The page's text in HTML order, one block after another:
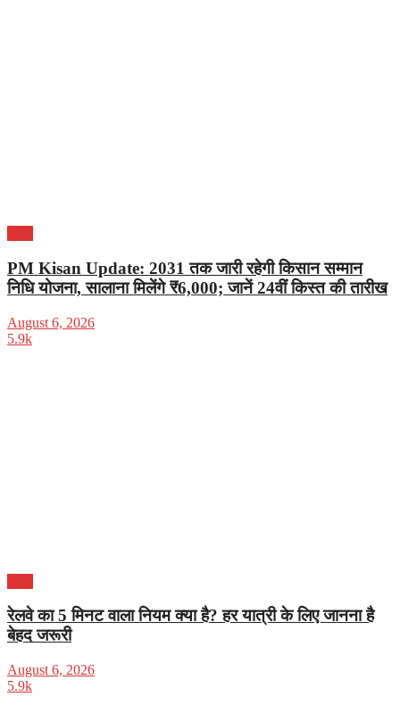
PM Kisan Update: 2031 तक जारी रहेगी किसान सम्मान
निधि योजना, सालाना मिलेंगे ₹6,000; जानें 24वीं किस्त की तारीख
August 6, 2026
5.9k
रेलवे का 5 मिनट वाला नियम क्या है? हर यात्री के लिए जानना है
बेहद जरूरी
August 6, 2026
5.9k